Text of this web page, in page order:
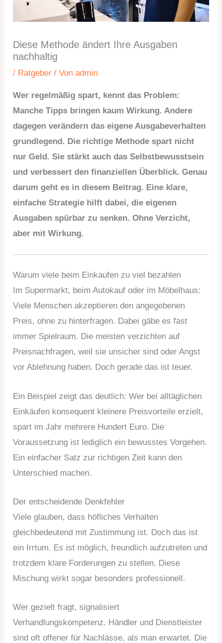
Diese Methode ändert Ihre Ausgaben
nachhaltig
/ Ratgeber / Vonadmin
Wer regelmäßig spart, kennt das Problem:
Manche Tipps bringen kaum Wirkung. Andere
dagegen verändern das eigene Ausgabeverhalten
grundlegend. Die richtige Methode spart nicht
nur Geld. Sie stärkt auch das Selbstbewusstsein
und verbessert den finanziellen Überblick. Genau
darum geht es in diesem Beitrag. Eine klare,
einfache Strategie hilft dabei, die eigenen
Ausgaben spürbar zu senken. Ohne Verzicht,
aber mit Wirkung.
Warum viele beim Einkaufen zu viel bezahlen
Im Supermarkt, beim Autokauf oder im Möbelhaus:
Viele Menschen akzeptieren den angegebenen
Preis, ohne zu hinterfragen. Dabei gäbe es fast
immer Spielraum. Die meisten verzichten auf
Preisnachfragen, weil sie unsicher sind oder Angst
vor Ablehnung haben. Doch gerade das ist teuer.
Ein Beispiel zeigt das deutlich: Wer bei alltäglichen
Einkäufen konsequent kleinere Preisvorteile erzielt,
spart im Jahr mehrere Hundert Euro. Die
Voraussetzung ist lediglich ein bewusstes Vorgehen.
Ein einfacher Satz zur richtigen Zeit kann den
Unterschied machen.
Der entscheidende Denkfehler
Viele glauben, dass höfliches Verhalten
gleichbedeutend mit Zustimmung ist. Doch das ist
ein Irrtum. Es ist möglich, freundlich aufzutreten und
trotzdem klare Forderungen zu stellen. Diese
Mischung wirkt sogar besonders professionell.
Wer gezielt fragt, signalisiert
Verhandlungskompetenz. Händler und Dienstleister
sind oft offener für Nachlässe, als man erwartet. Die